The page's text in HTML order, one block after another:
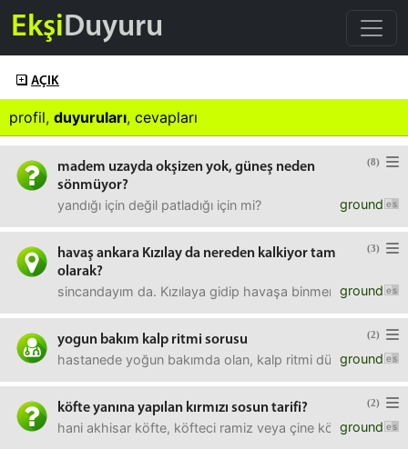
EkşiDuyuru
AÇIK
profil, duyuruları, cevapları
(8)
madem uzayda okşizen yok, güneş neden
sönmüyor?
ground
yandığı için değil patladığı için mi?
(3)
havaş ankara Kızılay da nereden kalkiyor tam
olarak?
ground
sincandayım da. Kızılaya gidip havaşa binmem
(2)
yogun bakım kalp ritmi sorusu
ground
hastanede yoğun bakımda olan, kalp ritmi düzene
(2)
köfte yanına yapılan kırmızı sosun tarifi?
ground
hani akhisar köfte, köfteci ramiz veya çine köftesinin